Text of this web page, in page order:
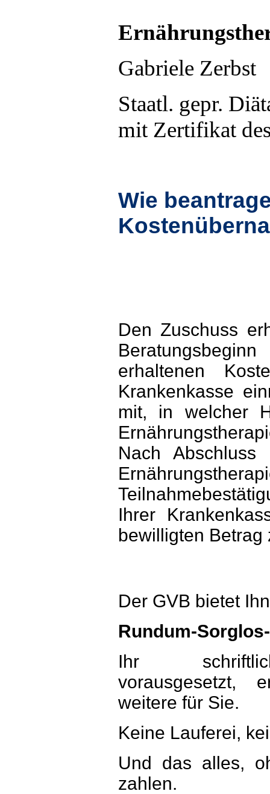
Gabriele Zerbst
Staatl. gepr.
mit Zertifikat
Wie
Den Zuschuss
erhaltenen
Krankenkasse
mit, in welcher
Nach Abschluss
Ihrer
bewilligten Betrag
Der GVB bietet
Rundum-
Ihr
vorausgesetzt,
weitere für Sie.
Keine Lauferei,
Und das alles,
zahlen.